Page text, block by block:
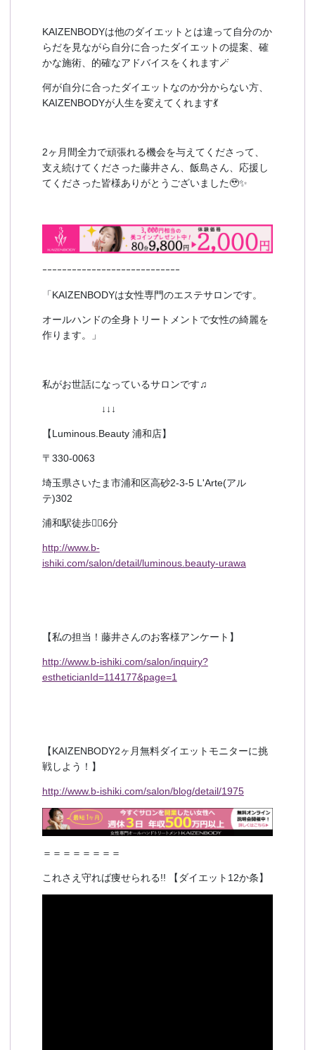
KAIZENBODYは他のダイエットとは違って自分のか
らだを見ながら自分に合ったダイエットの提案、確
かな施術、的確なアドバイスをくれます🪄
何が自分に合ったダイエットなのか分からない方、
KAIZENBODYが人生を変えてくれます💃
2ヶ月間全力で頑張れる機会を与えてくださって、
支え続けてくださった藤井さん、飯島さん、応援し
てくださった皆様ありがとうございました🥹✨
ｰｰｰｰｰｰｰｰｰｰｰｰｰｰｰｰｰｰｰｰｰｰｰｰｰｰｰｰ
「KAIZENBODYは女性専門のエステサロンです。
オールハンドの全身トリートメントで女性の綺麗を
作ります。」
私がお世話になっているサロンです♫
↓↓↓
【Luminous.Beauty 浦和店】
〒330-0063
埼玉県さいたま市浦和区高砂2-3-5 L'Arte(アル
テ)302
浦和駅徒歩🚶‍♀️6分
http://www.b-
ishiki.com/salon/detail/luminous.beauty-urawa
【私の担当！藤井さんのお客様アンケート】
http://www.b-ishiki.com/salon/inquiry?
estheticianId=114177&page=1
【KAIZENBODY2ヶ月無料ダイエットモニターに挑
戦しよう！】
http://www.b-ishiki.com/salon/blog/detail/1975
＝＝＝＝＝＝＝＝
これさえ守れば痩せられる!! 【ダイエット12か条】